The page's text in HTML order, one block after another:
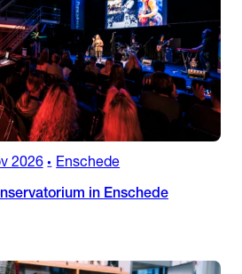
2026 • Enschede
in Enschede